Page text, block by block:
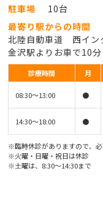
駐車場
10台
最寄り駅からの時間
北陸自動車道 西イン
金沢駅よりお車で10分
診療時間 月
08:30〜13:00 ●
14:30〜18:00 ●
※臨時休診がありますので、
※火曜・日曜・祝日は休診
※土曜は、8:30〜14:30まで